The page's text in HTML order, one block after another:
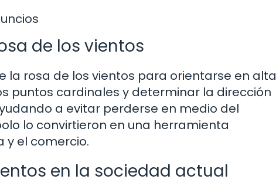
de los vientos
la rosa de los vientos para orientarse en alta
puntos cardinales y determinar la dirección
a evitar perderse en medio del
lo convirtieron en una herramienta
el comercio.
en la sociedad actual